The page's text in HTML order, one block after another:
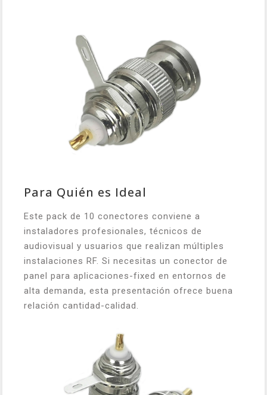
Para Quién es Ideal
Este pack de 10 conectores conviene a
instaladores profesionales, técnicos de
audiovisual y usuarios que realizan múltiples
instalaciones RF. Si necesitas un conector de
panel para aplicaciones-fixed en entornos de
alta demanda, esta presentación ofrece buena
relación cantidad-calidad.